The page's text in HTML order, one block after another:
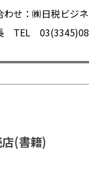
わせ：㈱日税ビジ
TEL
(書籍)